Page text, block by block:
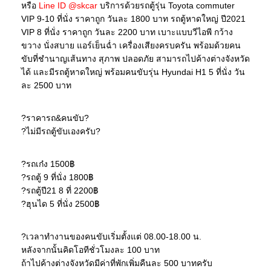
หรือ Line ID @skcar บริการด้วยรถตู้รุ่น Toyota commuter
VIP 9-10 ที่นั่ง ราคาถูก วันละ 1800 บาท รถตู้หาดใหญ่ ปี2021
VIP 8 ที่นั่ง ราคาถูก วันละ 2200 บาท เบาะแบบวีไอพี กว้าง
ขวาง นั่งสบาย แอร์เย็นฉ่ำ เครื่องเสียงครบครัน พร้อมด้วยคน
ขับที่ชำนาญเส้นทาง สุภาพ ปลอดภัย สามารถไปค้างต่างจังหวัด
ได้ และมีรถตู้หาดใหญ่ พร้อมคนขับรุ่น Hyundai H1 5 ที่นั่ง วัน
ละ 2500 บาท
?ราคารถ&คนขับ?
?ไม่มีรถตู้ขับเองครับ?
?รถเก๋ง 1500฿
?รถตู้ 9 ที่นั่ง 1800฿
?รถตู้ปี21 8 ที่ 2200฿
?ฮุนได 5 ที่นั่ง 2500฿
?เวลาทำงานของคนขับเริ่มตั้งแต่ 08.00-18.00 น.
หลังจากนั้นคิดโอทีชั่วโมงละ 100 บาท
ถ้าไปค้างต่างจังหวัดมีค่าที่พักเพิ่มคืนละ 500 บาทครับ